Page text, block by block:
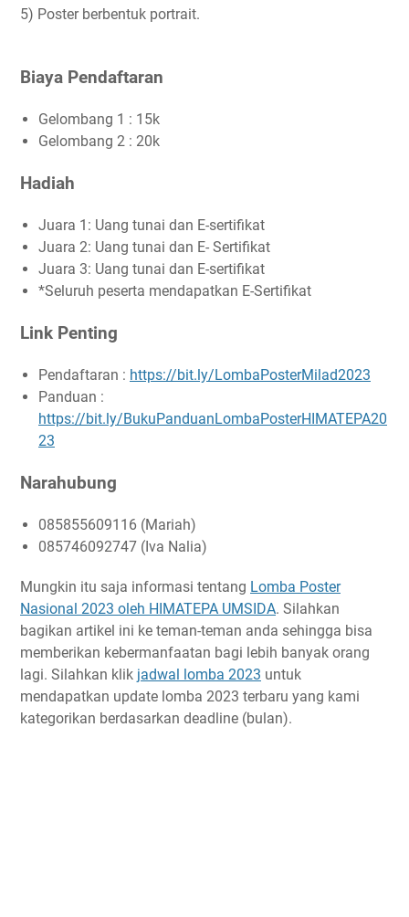
5) Poster berbentuk portrait.
Biaya Pendaftaran
Gelombang 1 : 15k
Gelombang 2 : 20k
Hadiah
Juara 1: Uang tunai dan E-sertifikat
Juara 2: Uang tunai dan E- Sertifikat
Juara 3: Uang tunai dan E-sertifikat
*Seluruh peserta mendapatkan E-Sertifikat
Link Penting
Pendaftaran : https://bit.ly/LombaPosterMilad2023
Panduan :
https://bit.ly/BukuPanduanLombaPosterHIMATEPA20
23
Narahubung
085855609116 (Mariah)
085746092747 (Iva Nalia)
Mungkin itu saja informasi tentang Lomba Poster
Nasional 2023 oleh HIMATEPA UMSIDA. Silahkan
bagikan artikel ini ke teman-teman anda sehingga bisa
memberikan kebermanfaatan bagi lebih banyak orang
lagi. Silahkan klik jadwal lomba 2023 untuk
mendapatkan update lomba 2023 terbaru yang kami
kategorikan berdasarkan deadline (bulan).